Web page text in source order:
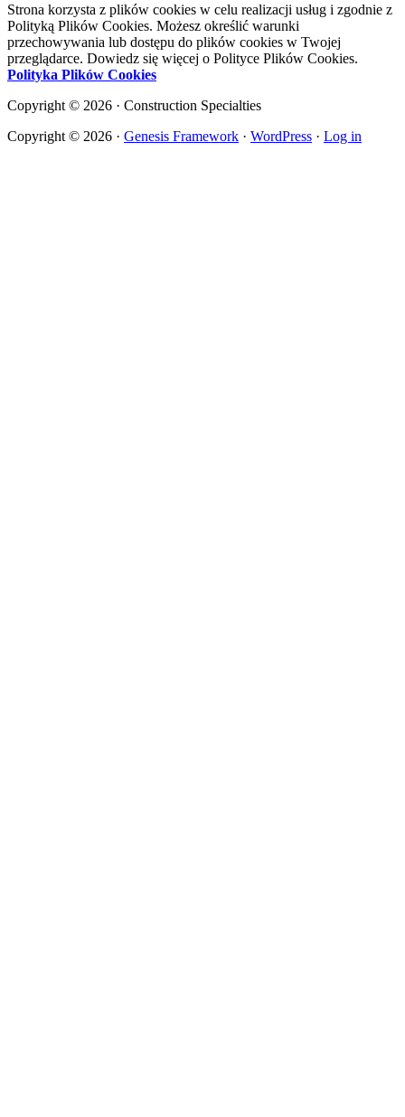
Strona korzysta z plików cookies w celu realizacji usług i zgodnie z
Polityką Plików Cookies. Możesz określić warunki
przechowywania lub dostępu do plików cookies w Twojej
przeglądarce. Dowiedz się więcej o Polityce Plików Cookies.
Polityka Plików Cookies
Copyright © 2026 · Construction Specialties
Copyright © 2026 · Genesis Framework · WordPress · Log in